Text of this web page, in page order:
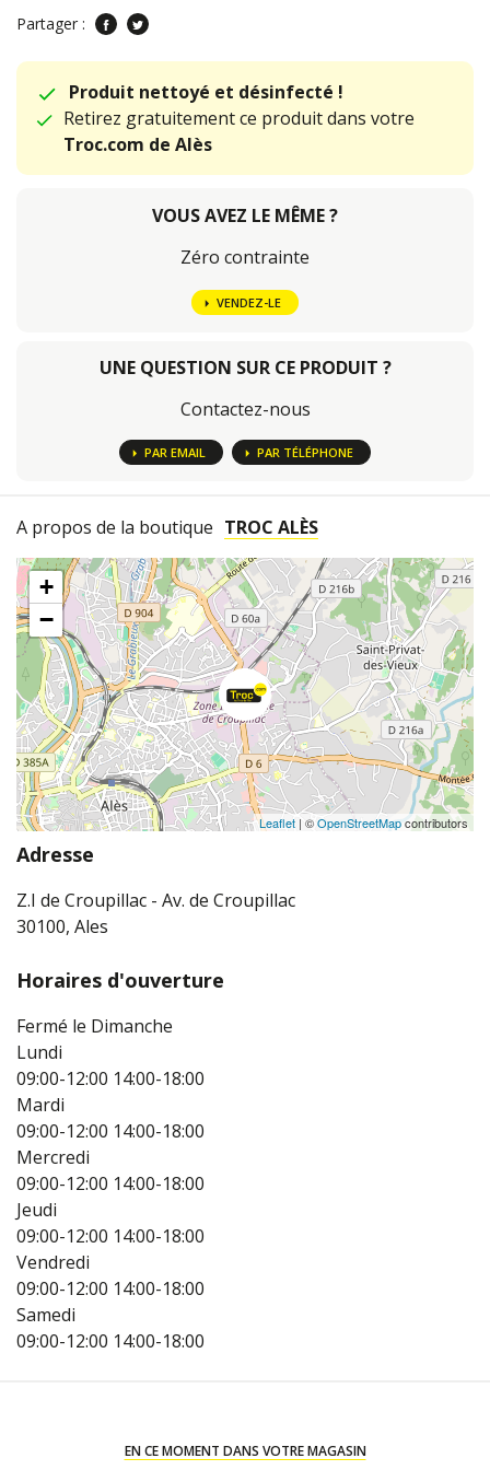
Partager :
Produit nettoyé et désinfecté !
Retirez gratuitement ce produit dans votre
Troc.com de Alès
VOUS AVEZ LE MÊME ?
Zéro contrainte
VENDEZ-LE
UNE QUESTION SUR CE PRODUIT ?
Contactez-nous
PAR EMAIL PAR TÉLÉPHONE
A propos de la boutique TROC ALÈS
+
−
Leaflet | ©OpenStreetMapcontributors
Adresse
Z.I de Croupillac - Av. de Croupillac
30100, Ales
Horaires d'ouverture
Fermé le Dimanche
Lundi
09:00-12:00 14:00-18:00
Mardi
09:00-12:00 14:00-18:00
Mercredi
09:00-12:00 14:00-18:00
Jeudi
09:00-12:00 14:00-18:00
Vendredi
09:00-12:00 14:00-18:00
Samedi
09:00-12:00 14:00-18:00
EN CE MOMENT DANS VOTRE MAGASIN